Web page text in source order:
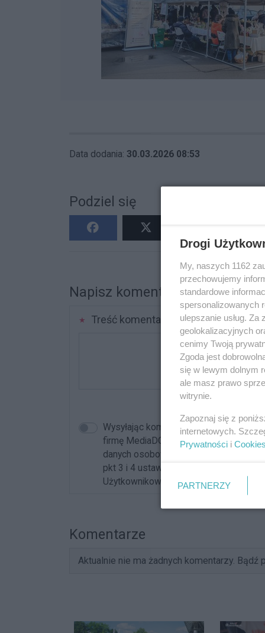
Data dodania: 30.03.2026 08:53
Podziel się
Napisz komentarz
Treść komentarza
Wysyłając komentarz akceptujesz
firmę MediaDOM z siedzibą w
danych osobowych dla celów
pkt 3 i 4 ustawy o ochronie danych
Użytkownikowi przysługuje prawo
Komentarze
Aktualnie nie ma żadnych komentarzy.
Drogi
My, naszych 1162
przechowujemy
standardowe
spersonalizowanych
ulepszanie usług.
geolokalizacyjnych
cenimy Twoją
Zgoda jest
się w lewym dolnym
ale masz prawo
witrynie.
Zapoznaj się z
internetowych.
Prywatności i
PARTNERZY